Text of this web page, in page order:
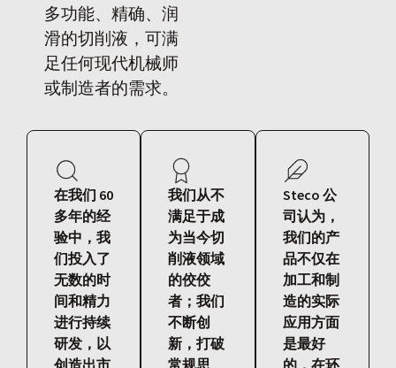
多功能、精确、润
滑的切削液，可满
足任何现代机械师
或制造者的需求。
在我们 60
多年的经
验中，我
们投入了
无数的时
间和精力
进行持续
研发，以
我们从不
满足于成
为当今切
削液领域
的佼佼
者；我们
不断创
新，打破
Steco 公
司认为，
我们的产
品不仅在
加工和制
造的实际
应用方面
是最好